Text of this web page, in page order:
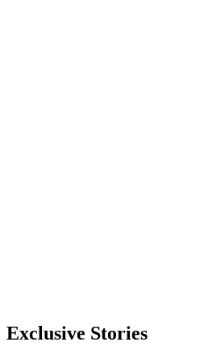
Exclusive Stories